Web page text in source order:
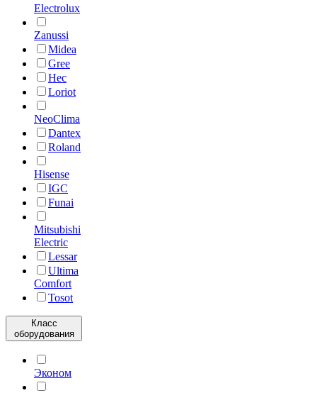
Electrolux
Zanussi
Midea
Gree
Hec
Loriot
NeoClima
Dantex
Roland
Hisense
IGC
Funai
Mitsubishi
Electric
Lessar
Ultima
Comfort
Tosot
Класс
оборудования
Эконом